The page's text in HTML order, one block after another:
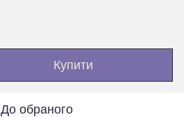
Купити
До обраного